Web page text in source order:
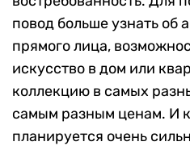
повод больше узнать об
прямого лица,
искусство в дом или
коллекцию в самых
самым разным ценам. И
планируется очень